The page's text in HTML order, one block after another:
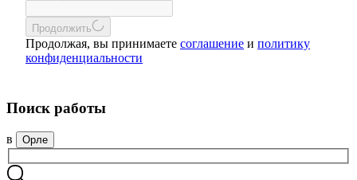
Продолжить
Продолжая, вы принимаете соглашение и политику
конфиденциальности
Поиск работы
в Орле